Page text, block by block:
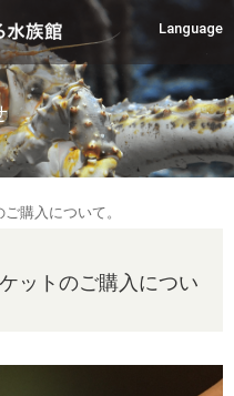
Language
購入について。
ットのご購入につい